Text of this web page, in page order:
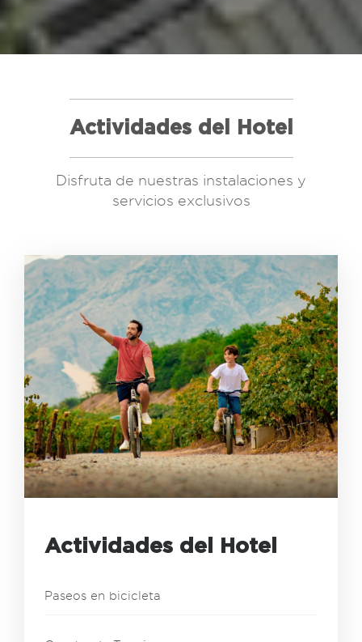
Actividades del Hotel
Disfruta de nuestras instalaciones y
servicios exclusivos
Actividades del Hotel
Paseos en bicicleta